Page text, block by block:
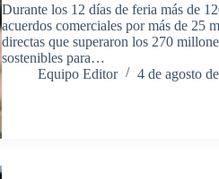
Durante los 12 días de feria más de
acuerdos comerciales por más de 25
directas que superaron los 270
sostenibles para…
Equipo Editor
4 de agosto